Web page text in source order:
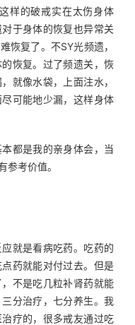
样的破戒实在太伤身体
于身体的恢复也异常关
恢复了。不SY光频遗，
恢复。过了频遗关，恢
就像水袋，上面注水，
可能地少漏，这样身体
都是我的亲身体会，当
参考价值。
就是看病吃药。吃药的
药就能对付过去。但是
不是吃几粒补肾药就能
分治疗，七分养生。我
疗的，很多戒友通过吃